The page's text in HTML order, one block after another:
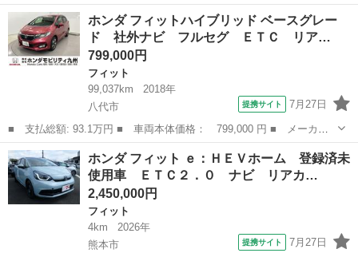
名： ホンダ ■ 車種名： フィットハイブリッド ■ グレード
名： Ｆパッケージ ＥＴＣ ナビ リアカメラ スマートキー プ
ッシュスタート ...
熊本 熊本市 フィット
ホンダ フィットハイブリッド ベースグレー
ド 社外ナビ フルセグ ＥＴＣ リア…
799,000円
フィット
99,037km
2018年
八代市
提携サイト 7月27日
■ 支払総額: 93.1万円 ■ 車両本体価格： 799,000 円 ■ メーカー
名： ホンダ ■ 車種名： フィットハイブリッド ■ グレード
名： ベースグレード 社外ナビ フルセグ ＥＴＣ リアカメラ
バックモニター ...
熊本 八代市 フィット
ホンダ フィット ｅ：ＨＥＶホーム 登録済未
使用車 ＥＴＣ２．０ ナビ リアカ…
2,450,000円
フィット
4km
2026年
熊本市
提携サイト 7月27日